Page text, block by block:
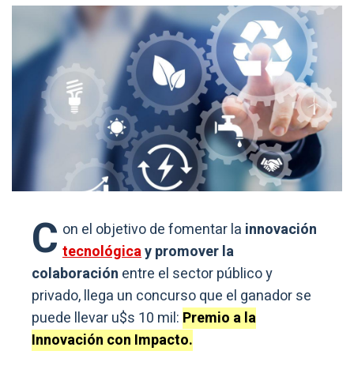
C on el objetivo de fomentar la innovación
tecnológicay promover la
colaboración entre el sector público y
privado, llega un concurso que el ganador se
puede llevar u$s 10 mil: Premio a la
Innovación con Impacto.